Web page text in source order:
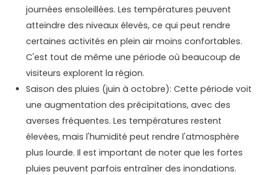
journées ensoleillées. Les températures peuvent
atteindre des niveaux élevés, ce qui peut rendre
certaines activités en plein air moins confortables.
C'est tout de même une période où beaucoup de
visiteurs explorent la région.
Saison des pluies (juin à octobre): Cette période voit
une augmentation des précipitations, avec des
averses fréquentes. Les températures restent
élevées, mais l'humidité peut rendre l'atmosphère
plus lourde. Il est important de noter que les fortes
pluies peuvent parfois entraîner des inondations.